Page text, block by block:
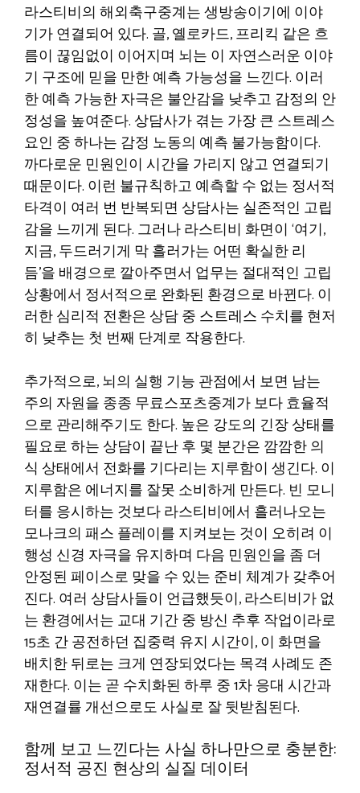
라스티비의 해외축구중계는 생방송이기에 이야
기가 연결되어 있다. 골, 옐로카드, 프리킥 같은 흐
름이 끊임없이 이어지며 뇌는 이 자연스러운 이야
기 구조에 믿을 만한 예측 가능성을 느낀다. 이러
한 예측 가능한 자극은 불안감을 낮추고 감정의 안
정성을 높여준다. 상담사가 겪는 가장 큰 스트레스
요인 중 하나는 감정 노동의 예측 불가능함이다.
까다로운 민원인이 시간을 가리지 않고 연결되기
때문이다. 이런 불규칙하고 예측할 수 없는 정서적
타격이 여러 번 반복되면 상담사는 실존적인 고립
감을 느끼게 된다. 그러나 라스티비 화면이 ‘여기,
지금, 두드러기게 막 흘러가는 어떤 확실한 리
듬’을 배경으로 깔아주면서 업무는 절대적인 고립
상황에서 정서적으로 완화된 환경으로 바뀐다. 이
러한 심리적 전환은 상담 중 스트레스 수치를 현저
히 낮추는 첫 번째 단계로 작용한다.
추가적으로, 뇌의 실행 기능 관점에서 보면 남는
주의 자원을 종종 무료스포츠중계가 보다 효율적
으로 관리해주기도 한다. 높은 강도의 긴장 상태를
필요로 하는 상담이 끝난 후 몇 분간은 깜깜한 의
식 상태에서 전화를 기다리는 지루함이 생긴다. 이
지루함은 에너지를 잘못 소비하게 만든다. 빈 모니
터를 응시하는 것보다 라스티비에서 흘러나오는
모나크의 패스 플레이를 지켜보는 것이 오히려 이
행성 신경 자극을 유지하며 다음 민원인을 좀 더
안정된 페이스로 맞을 수 있는 준비 체계가 갖추어
진다. 여러 상담사들이 언급했듯이, 라스티비가 없
는 환경에서는 교대 기간 중 방신 추후 작업이라로
15초 간 공전하던 집중력 유지 시간이, 이 화면을
배치한 뒤로는 크게 연장되었다는 목격 사례도 존
재한다. 이는 곧 수치화된 하루 중 1차 응대 시간과
재연결률 개선으로도 사실로 잘 뒷받침된다.
함께 보고 느낀다는 사실 하나만으로 충분한:
정서적 공진 현상의 실질 데이터